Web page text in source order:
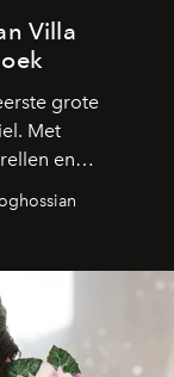
Villa
grote
Met
en
kunstenaar